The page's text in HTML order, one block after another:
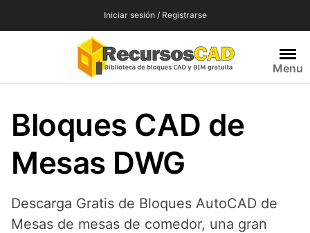
Iniciar sesión / Registrarse
Menu
Bloques CAD de
Mesas DWG
Descarga Gratis de Bloques AutoCAD de
Mesas de mesas de comedor, una gran